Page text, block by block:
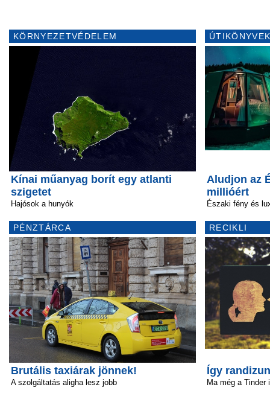
KÖRNYEZETVÉDELEM
Kínai műanyag borít egy atlanti
szigetet
Hajósok a hunyók
PÉNZTÁRCA
Brutális taxiárak jönnek!
A szolgáltatás aligha lesz jobb
Aludjon az
millióért
Északi fény és
RECIKLI
Így
Ma még a Tinder